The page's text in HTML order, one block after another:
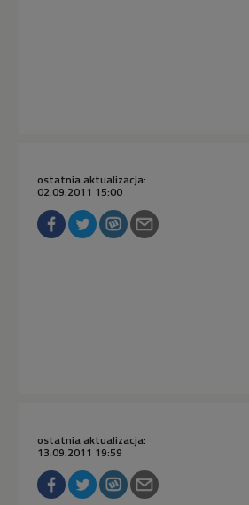
ostatnia aktualizacja:
02.09.2011 15:00
ostatnia aktualizacja:
13.09.2011 19:59